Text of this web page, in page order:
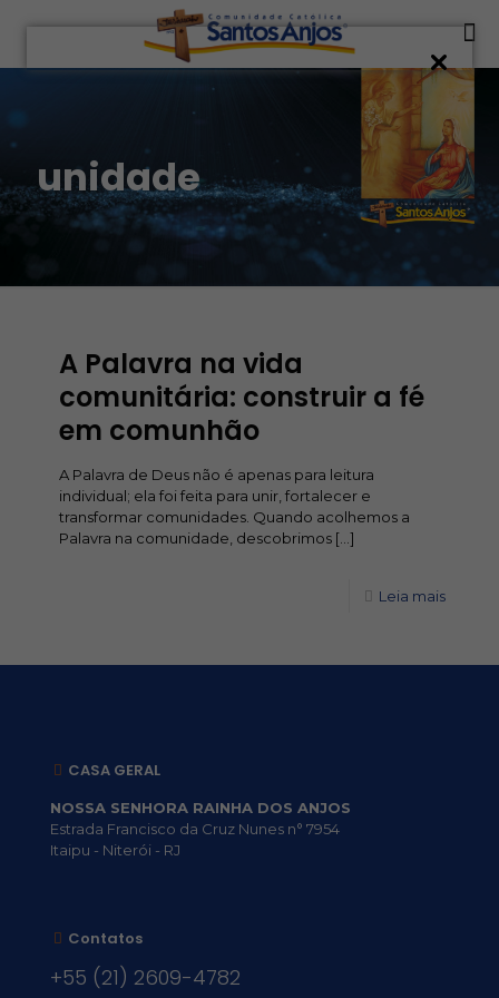
unidade
A Palavra na vida
comunitária: construir a fé
em comunhão
A Palavra de Deus não é apenas para leitura
individual; ela foi feita para unir, fortalecer e
transformar comunidades. Quando acolhemos a
Palavra na comunidade, descobrimos […]
Leia mais
CASA GERAL
NOSSA SENHORA RAINHA DOS ANJOS
Estrada Francisco da Cruz Nunes n° 7954
Itaipu - Niterói - RJ
Contatos
+55 (21) 2609-4782